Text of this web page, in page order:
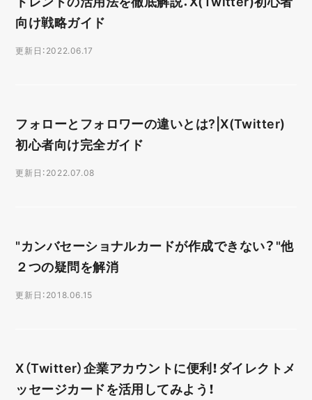
向け戦略ガイド
更新日：2022.06.17
フォローとフォロワーの違いとは?|X(Twitter)
初心者向け完全ガイド
更新日：2022.07.08
"カンバセーショナルカードが作成できない？"他
２つの疑問を解消
更新日：2018.06.15
X（Twitter）企業アカウントに便利！ダイレクトメ
ッセージカードを活用してみよう！